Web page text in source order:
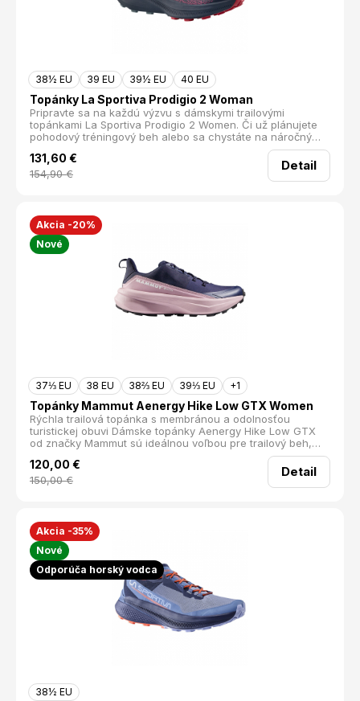
38½ EU 39 EU 39½ EU 40 EU
Topánky La Sportiva Prodigio 2 Woman
Pripravte sa na každú výzvu s dámskymi trailovými
topánkami La Sportiva Prodigio 2 Women. Či už plánujete
pohodový tréningový beh alebo sa chystáte na náročný
horský ultramaratón, tieto topánky sú navrhnuté tak, aby
vám poskytli istotu a výkon v akomkoľvek teréne.
131,60 €
154,90€
Detail
Akcia -20%
Nové
37⅓ EU 38 EU 38⅔ EU 39⅓ EU +1
Topánky Mammut Aenergy Hike Low GTX Women
Rýchla trailová topánka s membránou a odolnosťou
turistickej obuvi Dámske topánky Aenergy Hike Low GTX
od značky Mammut sú ideálnou voľbou pre trailový beh,
rýchlu turistiku či výšľapy v členitom teréne. Kombinujú
ľahkosť a pružnosť bežeckých modelov s ochranou a
odolnosťou, akú očakávate od turistických topánok. Plynulý
120,00 €
150,00€
Detail
Akcia -35%
Nové
Odporúča horský vodca
38½ EU